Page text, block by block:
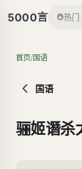
5000言 热门
首页/国语
国语
骊姬谮杀